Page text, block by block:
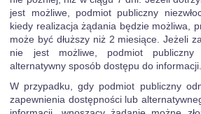
jest możliwe, podmiot publiczny
kiedy realizacja żądania będzie możliwa,
może być dłuższy niż 2 miesiące. Jeżeli
nie jest możliwe, podmiot publiczny
alternatywny sposób dostępu do informacji.
W przypadku, gdy podmiot publiczny
zapewnienia dostępności lub